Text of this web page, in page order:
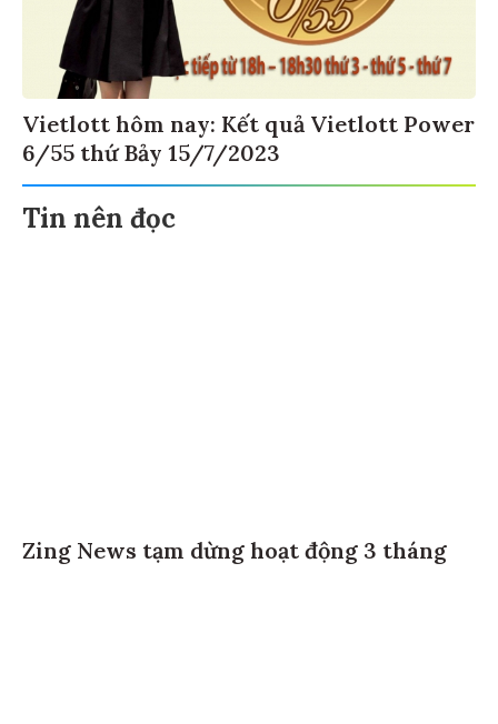
Vietlott hôm nay: Kết quả Vietlott Power
6/55 thứ Bảy 15/7/2023
Tin nên đọc
Zing News tạm dừng hoạt động 3 tháng